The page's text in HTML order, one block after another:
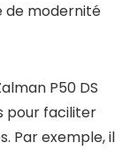
de modernité
P50 DS
pour faciliter
Par exemple, il